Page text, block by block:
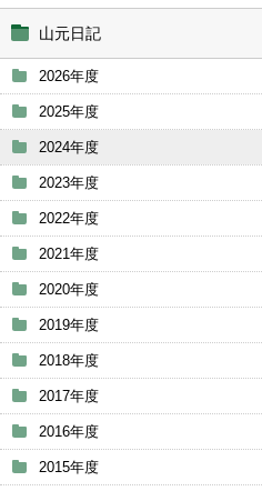
山元日記
2026年度
2025年度
2024年度
2023年度
2022年度
2021年度
2020年度
2019年度
2018年度
2017年度
2016年度
2015年度